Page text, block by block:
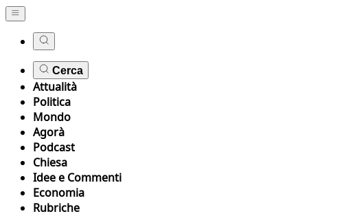
Cerca
Attualità
Politica
Mondo
Agorà
Podcast
Chiesa
Idee e Commenti
Economia
Rubriche